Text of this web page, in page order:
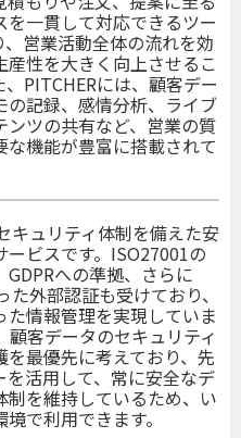
を一貫して対応できるツー
営業活動全体の流れを効
性を大きく向上させるこ
PITCHERには、顧客デー
の記録、感情分析、ライブ
ンツの共有など、営業の質
な機能が豊富に搭載されて
キュリティ体制を備えた安
ビスです。ISO27001の
への準拠、さらに
た外部認証も受けており、
た情報管理を実現していま
顧客データのセキュリティ
を最優先に考えており、先
活用して、常に安全なデ
制を維持しているため、い
で利用できます。